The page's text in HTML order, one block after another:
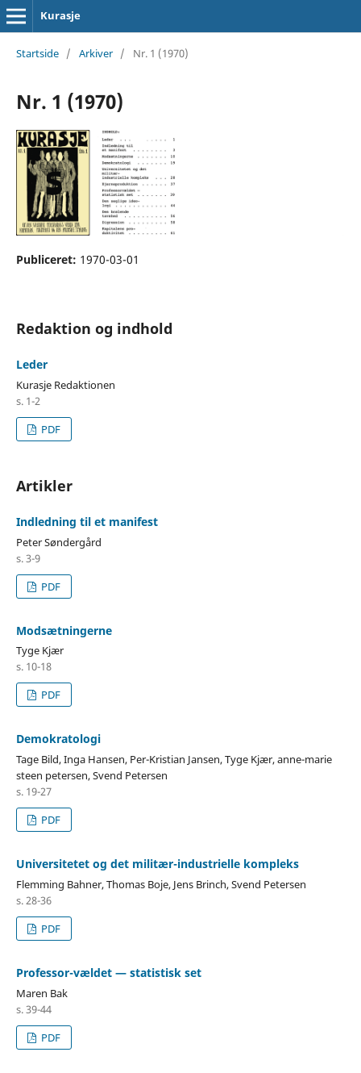
Kurasje
Startside / Arkiver / Nr. 1 (1970)
Nr. 1 (1970)
Publiceret: 1970-03-01
Redaktion og indhold
Leder
Kurasje Redaktionen
s. 1-2
PDF
Artikler
Indledning til et manifest
Peter Søndergård
s. 3-9
PDF
Modsætningerne
Tyge Kjær
s. 10-18
PDF
Demokratologi
Tage Bild, Inga Hansen, Per-Kristian Jansen, Tyge Kjær, anne-marie
steen petersen, Svend Petersen
s. 19-27
PDF
Universitetet og det militær-industrielle kompleks
Flemming Bahner, Thomas Boje, Jens Brinch, Svend Petersen
s. 28-36
PDF
Professor-vældet — statistisk set
Maren Bak
s. 39-44
PDF